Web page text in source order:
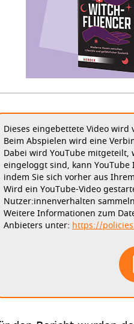
Dieses eingebettete Video wird
Beim Abspielen wird eine
Dabei wird YouTube mitgeteilt,
eingeloggt sind, kann
indem Sie sich vorher aus
Wird ein YouTube-Video
Nutzer:innenverhalten
Weitere Informationen zum
Anbieters unter: https://